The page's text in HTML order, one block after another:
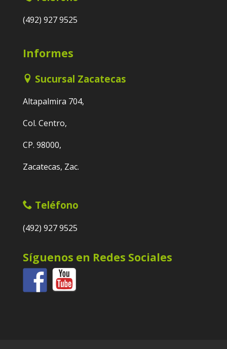
(492) 927 9525
Informes
Sucursal Zacatecas
Altapalmira 704,
Col. Centro,
CP. 98000,
Zacatecas, Zac.
Teléfono
(492) 927 9525
Síguenos en Redes Sociales